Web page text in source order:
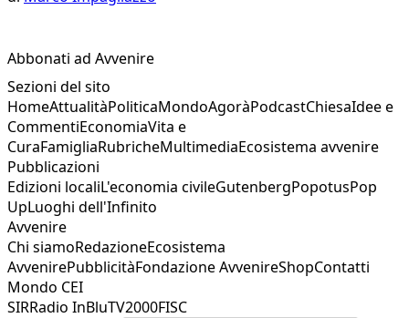
Abbonati ad Avvenire
Sezioni del sito
HomeAttualitàPoliticaMondoAgoràPodcastChiesaIdee e
CommentiEconomiaVita e
CuraFamigliaRubricheMultimediaEcosistema avvenire
Pubblicazioni
Edizioni localiL'economia civileGutenbergPopotusPop
UpLuoghi dell'Infinito
Avvenire
Chi siamoRedazioneEcosistema
AvvenirePubblicitàFondazione AvvenireShopContatti
Mondo CEI
SIRRadio InBluTV2000FISC